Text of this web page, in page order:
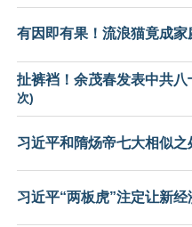
有因即有果！流浪猫竟成家
扯裤裆！余茂春发表中共
次)
习近平和隋炀帝七大相似之
习近平“两板虎”注定让新